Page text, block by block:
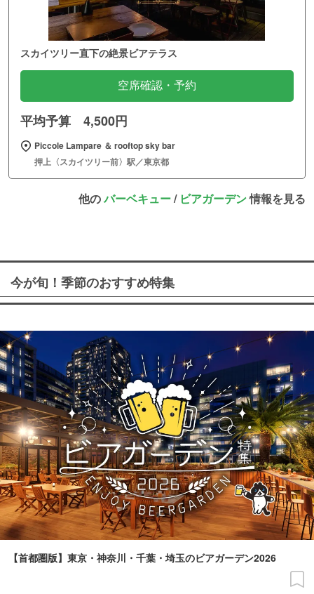
スカイツリー直下の絶景ビアテラス
空席確認・予約
平均予算 4,500円
Piccole Lampare ＆ rooftop sky bar
押上〈スカイツリー前〉駅／東京都
他のバーベキュー/ ビアガーデン情報を見る
今が旬！季節のおすすめ特集
【首都圏版】東京・神奈川・千葉・埼玉のビアガーデン2026